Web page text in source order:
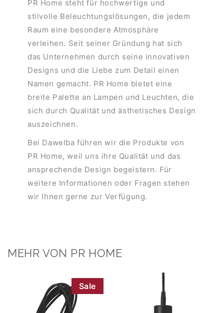
PR Home steht für hochwertige und
stilvolle Beleuchtungslösungen, die jedem
Raum eine besondere Atmosphäre
verleihen. Seit seiner Gründung hat sich
das Unternehmen durch seine innovativen
Designs und die Liebe zum Detail einen
Namen gemacht. PR Home bietet eine
breite Palette an Lampen und Leuchten, die
sich durch Qualität und ästhetisches Design
auszeichnen.
Bei Dawelba führen wir die Produkte von
PR Home, weil uns ihre Qualität und das
ansprechende Design begeistern. Für
weitere Informationen oder Fragen stehen
wir Ihnen gerne zur Verfügung.
MEHR VON PR HOME
Sale